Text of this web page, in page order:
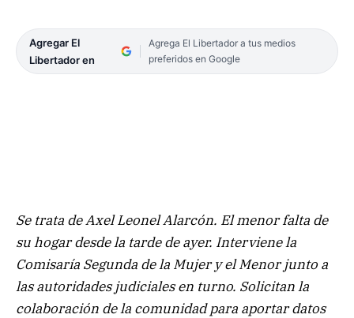
Agregar El
Libertador en
Agrega El Libertador a tus medios
preferidos en Google
Se trata de Axel Leonel Alarcón. El menor falta de
su hogar desde la tarde de ayer. Interviene la
Comisaría Segunda de la Mujer y el Menor junto a
las autoridades judiciales en turno. Solicitan la
colaboración de la comunidad para aportar datos